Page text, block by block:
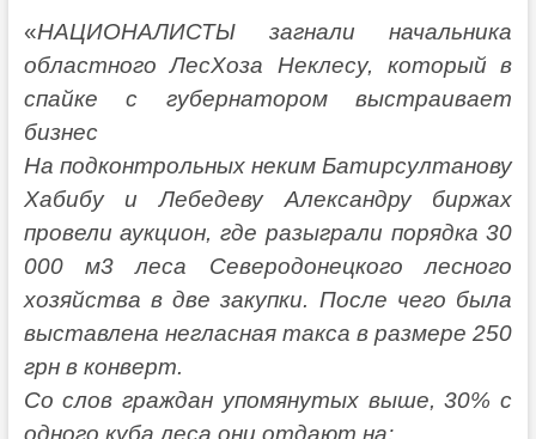
«НАЦИОНАЛИСТЫ загнали начальника
областного ЛесХоза Неклесу, который в
спайке с губернатором выстраивает
бизнес
На подконтрольных неким Батирсултанову
Хабибу и Лебедеву Александру биржах
провели аукцион, где разыграли порядка 30
000 м3 леса Северодонецкого лесного
хозяйства в две закупки. После чего была
выставлена негласная такса в размере 250
грн в конверт.
Со слов граждан упомянутых выше, 30% с
одного куба леса они отдают на: